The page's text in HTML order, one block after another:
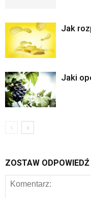
Jak
Jaki
ZOSTAW ODPOWIEDŹ